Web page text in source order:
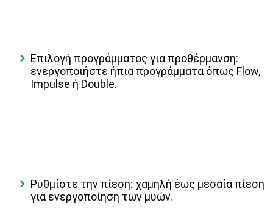
Επιλογή προγράμματος για προθέρμανση:
ενεργοποιήστε ήπια προγράμματα όπως Flow,
Impulse ή Double.
Ρυθμίστε την πίεση: χαμηλή έως μεσαία πίεση
για ενεργοποίηση των μυών.